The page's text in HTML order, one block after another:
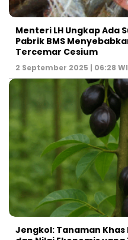
Menteri LH Ungkap Ada
Pabrik BMS
Tercemar Cesium
2 September 2025 | 06:28
Jengkol: Tanaman